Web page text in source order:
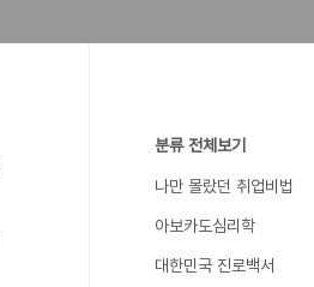
분류 전체보기
나만 몰랐던 취업비법
아보카도심리학
대한민국 진로백서